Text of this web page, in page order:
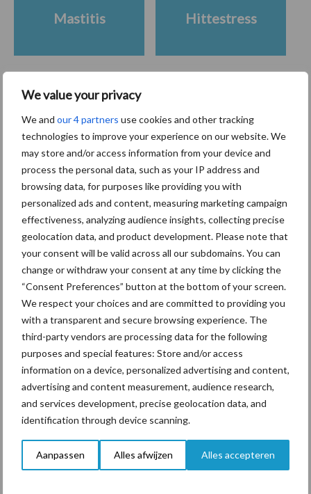
We value your privacy
We and our 4 partners use cookies and other tracking
technologies to improve your experience on our website. We
may store and/or access information from your device and
process the personal data, such as your IP address and
browsing data, for purposes like providing you with
personalized ads and content, measuring marketing campaign
effectiveness, analyzing audience insights, collecting precise
geolocation data, and product development. Please note that
your consent will be valid across all our subdomains. You can
change or withdraw your consent at any time by clicking the
“Consent Preferences” button at the bottom of your screen.
We respect your choices and are committed to providing you
with a transparent and secure browsing experience. The
third-party vendors are processing data for the following
purposes and special features: Store and/or access
information on a device, personalized advertising and content,
advertising and content measurement, audience research,
and services development, precise geolocation data, and
identification through device scanning.
Aanpassen Alles afwijzen Alles accepteren
Primaire
Sidebar
Recent nieuws Partner nieuws
6 aug
ForFarmers ziet volume en
marktaandeel groeien in krimpende
Nederlandse markt
6 aug
Tien praktische tips voor een
langere levensduur
5 aug
“Vraag naar praktische
hygieneoplossingen is in Polen
groter dan ooit”
5 aug
Drie Franse bedrijven over de grens
van 14.000 kilogram melk
Mastitis Hittestress
Toon meer